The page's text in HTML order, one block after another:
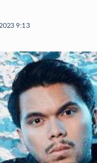
9:13